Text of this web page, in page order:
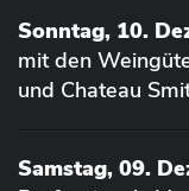
Sonntag, 10.
mit den
und Chateau
Samstag, 09.